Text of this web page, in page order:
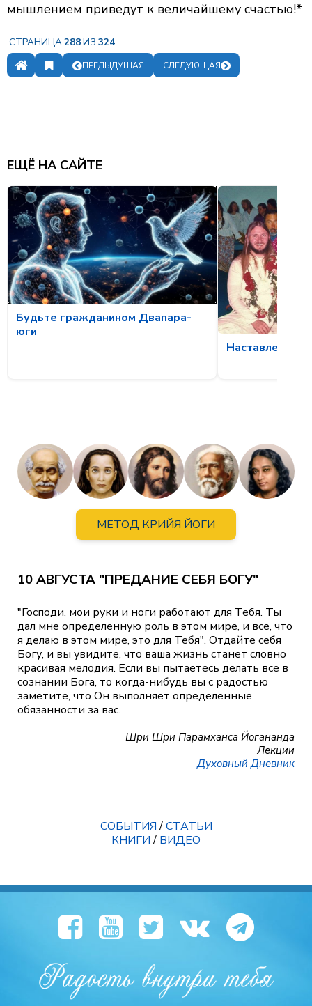
мышлением приведут к величайшему счастью!*
СТРАНИЦА288ИЗ324
ОГЛАВЛЕНИЕ
ЗАКЛАДКИПРЕДЫДУЩАЯ СЛЕДУЮЩАЯ
ЕЩЁ НА САЙТЕ
Будьте гражданином Двапара-
юги
Наставления
МЕТОД КРИЙЯ ЙОГИ
10 АВГУСТА "ПРЕДАНИЕ СЕБЯ БОГУ"
"Господи, мои руки и ноги работают для Тебя. Ты
дал мне определенную роль в этом мире, и все, что
я делаю в этом мире, это для Тебя". Отдайте себя
Богу, и вы увидите, что ваша жизнь станет словно
красивая мелодия. Если вы пытаетесь делать все в
сознании Бога, то когда-нибудь вы с радостью
заметите, что Он выполняет определенные
обязанности за вас.
Шри Шри Парамханса Йогананда
Лекции
Духовный Дневник
СОБЫТИЯ/СТАТЬИ
КНИГИ/ ВИДЕО